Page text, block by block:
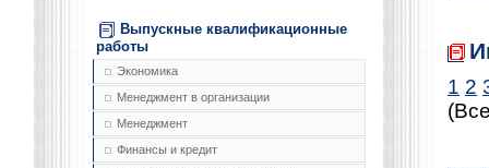
Выпускные квалификационные
работы
Экономика
Менеджмент в организации
Менеджмент
Финансы и кредит
1 2